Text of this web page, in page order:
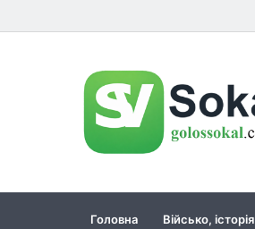
Головна Військо, історія